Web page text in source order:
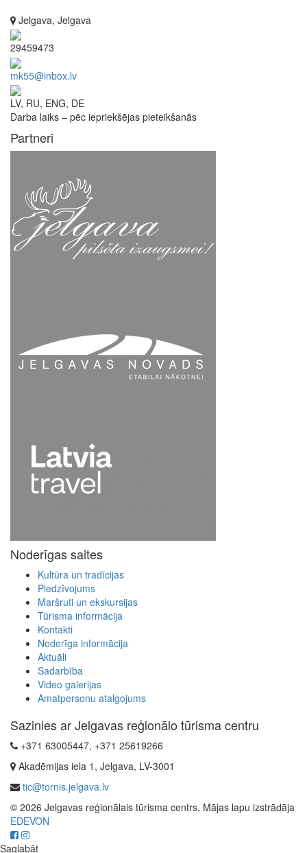
Jelgava, Jelgava
29459473
mk55@inbox.lv
LV, RU, ENG, DE
Darba laiks – pēc iepriekšējas pieteikšanās
Partneri
Noderīgas saites
Kultūra un tradīcijas
Piedzīvojums
Maršruti un ekskursijas
Tūrisma informācija
Kontakti
Noderīga informācija
Aktuāli
Sadarbība
Video galerijas
Amatpersonu atalgojums
Sazinies ar Jelgavas reģionālo tūrisma centru
+371 63005447, +371 25619266
Akadēmijas iela 1, Jelgava, LV-3001
tic@tornis.jelgava.lv
© 2026 Jelgavas reģionālais tūrisma centrs. Mājas lapu izstrādāja
EDEVON
Saglabāt